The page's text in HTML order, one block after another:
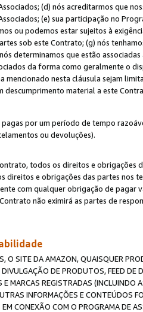
(d) nós acreditarmos que
(e) sua participação no
ou podemos estar sujeitos à
sob este Contrato; (g) nós
determinamos que estão
da forma como geralmente o
mencionado nesta cláusula sejam
descumprimento material a este
por um período de tempo
ou devoluções).
todos os direitos e obrigações
direitos e obrigações das partes nos
com qualquer obrigação de
não eximirá as partes de
O SITE DA AMAZON, QUAISQUER
DE PRODUTOS, FEED
E MARCAS REGISTRADAS
INFORMAÇÕES E CONTEÚDOS
CONEXÃO COM O PROGRAMA DE